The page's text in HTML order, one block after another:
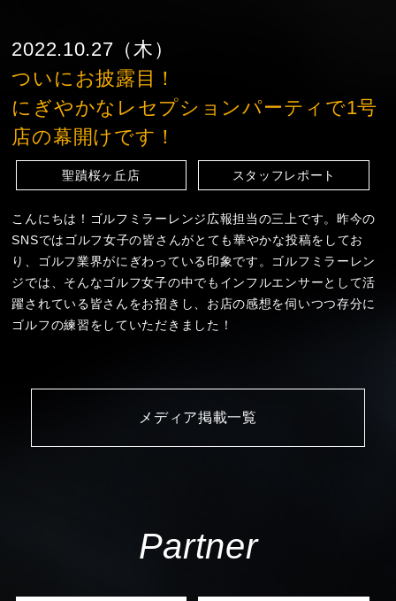
2022.10.27（木）
ついにお披露目！
にぎやかなレセプションパーティで1号
店の幕開けです！
聖蹟桜ヶ丘店 スタッフレポート
こんにちは！ゴルフミラーレンジ広報担当の三上です。昨今の
SNSではゴルフ女子の皆さんがとても華やかな投稿をしてお
り、ゴルフ業界がにぎわっている印象です。ゴルフミラーレン
ジでは、そんなゴルフ女子の中でもインフルエンサーとして活
躍されている皆さんをお招きし、お店の感想を伺いつつ存分に
ゴルフの練習をしていただきました！
メディア掲載一覧
Partner